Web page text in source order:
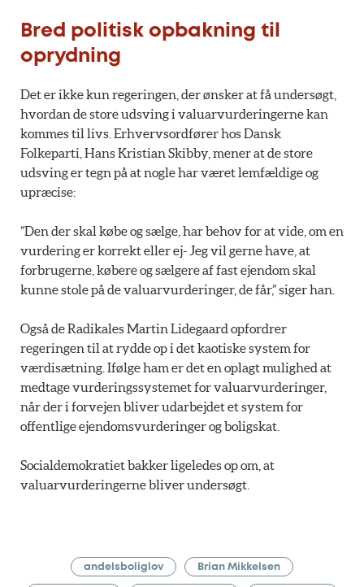
Bred politisk opbakning til
oprydning
Det er ikke kun regeringen, der ønsker at få undersøgt,
hvordan de store udsving i valuarvurderingerne kan
kommes til livs. Erhvervsordfører hos Dansk
Folkeparti, Hans Kristian Skibby, mener at de store
udsving er tegn på at nogle har været lemfældige og
upræcise:
”Den der skal købe og sælge, har behov for at vide, om en
vurdering er korrekt eller ej- Jeg vil gerne have, at
forbrugerne, købere og sælgere af fast ejendom skal
kunne stole på de valuarvurderinger, de får,” siger han.
Også de Radikales Martin Lidegaard opfordrer
regeringen til at rydde op i det kaotiske system for
værdisætning. Ifølge ham er det en oplagt mulighed at
medtage vurderingssystemet for valuarvurderinger,
når der i forvejen bliver udarbejdet et system for
offentlige ejendomsvurderinger og boligskat.
Socialdemokratiet bakker ligeledes op om, at
valuarvurderingerne bliver undersøgt.
andelsboliglov Brian Mikkelsen